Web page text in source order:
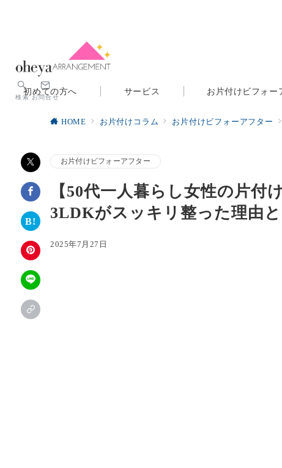
検索 お問合せ
初めての方へ サービス お片付けビフォー
HOME お片付けコラム お片付けビフォーアフター
お片付けビフォーアフター
【50代一人暮らし女性の片付
3LDKがスッキリ整った理由と
2025年7月27日